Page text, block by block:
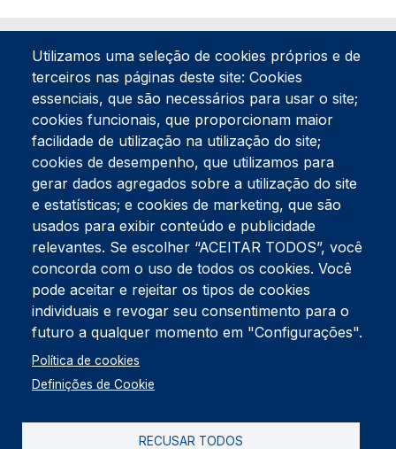
Tel:234 390 100Fax:234 390 100
Endereço Postal
Apartado 42
Rua Gil Eanes 31
3834-908 Gafanha da Nazaré
Estúdios
Rua Prior Guerra
Edifício do Centro Cultural da Gafanha da Nazaré
3830-556 Gafanha da Nazaré
Rodapé
Cookies
Política de Privacidade
Utilizamos uma seleção de cookies próprios e de
terceiros nas páginas deste site: Cookies
essenciais, que são necessários para usar o site;
cookies funcionais, que proporcionam maior
facilidade de utilização na utilização do site;
cookies de desempenho, que utilizamos para
gerar dados agregados sobre a utilização do site
e estatísticas; e cookies de marketing, que são
usados para exibir conteúdo e publicidade
relevantes. Se escolher “ACEITAR TODOS”, você
concorda com o uso de todos os cookies. Você
pode aceitar e rejeitar os tipos de cookies
individuais e revogar seu consentimento para o
futuro a qualquer momento em "Configurações".
Política de cookies
Definições de Cookie
RECUSAR TODOS